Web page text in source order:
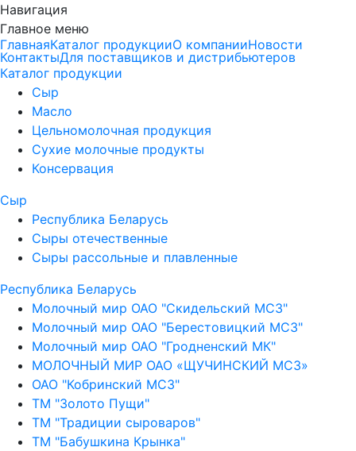
Навигация
Главное меню
ГлавнаяКаталог продукцииО компанииНовости
КонтактыДля поставщиков и дистрибьютеров
Каталог продукции
Сыр
Масло
Цельномолочная продукция
Сухие молочные продукты
Консервация
Сыр
Республика Беларусь
Сыры отечественные
Сыры рассольные и плавленные
Республика Беларусь
Молочный мир ОАО "Скидельский МСЗ"
Молочный мир ОАО "Берестовицкий МСЗ"
Молочный мир ОАО "Гродненский МК"
МОЛОЧНЫЙ МИР ОАО «ЩУЧИНСКИЙ МСЗ»
ОАО "Кобринский МСЗ"
ТМ "Золото Пущи"
ТМ "Традиции сыроваров"
ТМ "Бабушкина Крынка"